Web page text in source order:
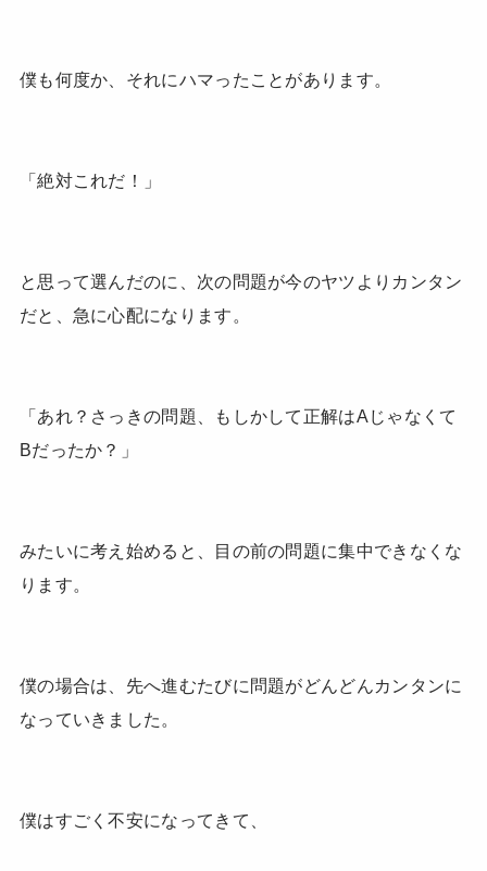
僕も何度か、それにハマったことがあります。
「絶対これだ！」
と思って選んだのに、次の問題が今のヤツよりカンタン
だと、急に心配になります。
「あれ？さっきの問題、もしかして正解はAじゃなくて
Bだったか？」
みたいに考え始めると、目の前の問題に集中できなくな
ります。
僕の場合は、先へ進むたびに問題がどんどんカンタンに
なっていきました。
僕はすごく不安になってきて、